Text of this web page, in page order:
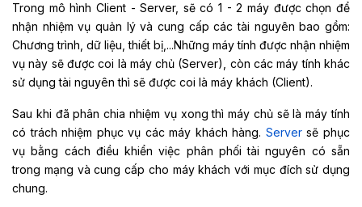
Trong mô hình Client - Server, sẽ có 1 - 2 máy được chọn để
nhận nhiệm vụ quản lý và cung cấp các tài nguyên bao gồm:
Chương trình, dữ liệu, thiết bị,...Những máy tính được nhận nhiệm
vụ này sẽ được coi là máy chủ (Server), còn các máy tính khác
sử dụng tài nguyên thì sẽ được coi là máy khách (Client).
Sau khi đã phân chia nhiệm vụ xong thì máy chủ sẽ là máy tính
có trách nhiệm phục vụ các máy khách hàng. Serversẽ phục
vụ bằng cách điều khiển việc phân phối tài nguyên có sẵn
trong mạng và cung cấp cho máy khách với mục đích sử dụng
chung.